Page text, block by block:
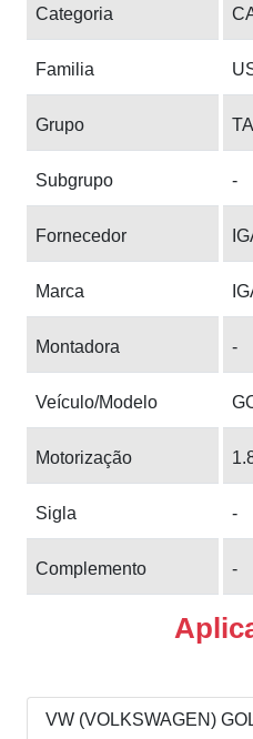
Categoria
Familia
Grupo
Subgrupo -
Fornecedor
Marca
Montadora -
Veículo/Modelo
Motorização
Sigla -
Complemento -
VW (VOLKSWAGEN)